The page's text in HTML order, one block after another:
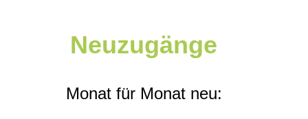
Neuzugänge
Monat für Monat neu: